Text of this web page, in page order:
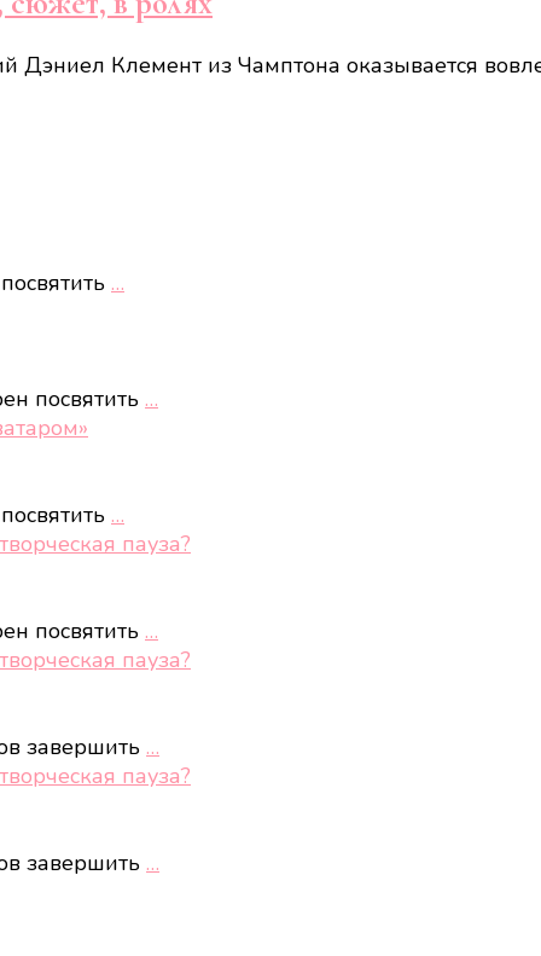
Клемент из Чамптона оказывается
…
посвятить …
…
пауза?
посвятить …
пауза?
завершить …
пауза?
завершить …